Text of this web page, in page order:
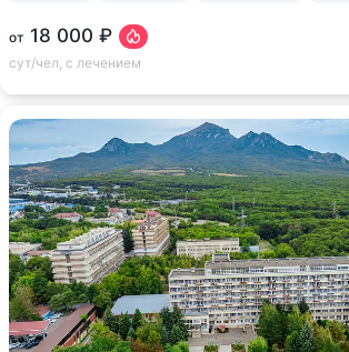
от 18 000 ₽
сут/чел, с лечением